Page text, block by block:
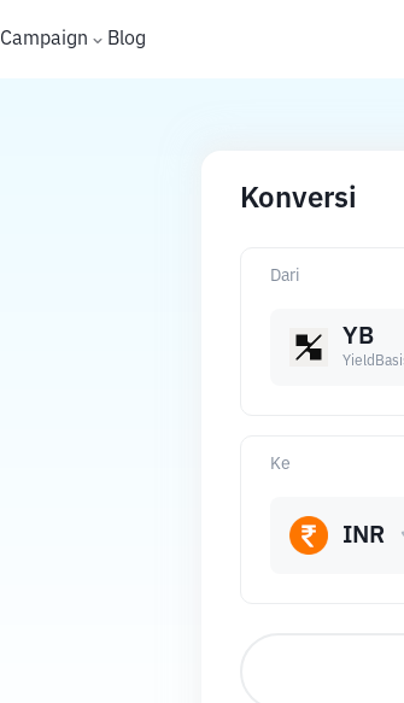
Campaign Blog
Konversi
Dari
YB
Ke
INR